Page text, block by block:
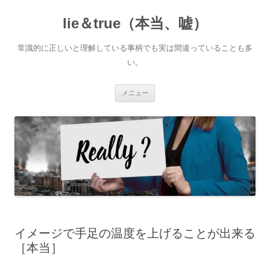
へ
ス
lie＆true（本当、嘘）
常識的に正しいと理解している事柄でも実は間違っていることも多
い。
メニュー
イメージで手足の温度を上げることが出来る
［本当］